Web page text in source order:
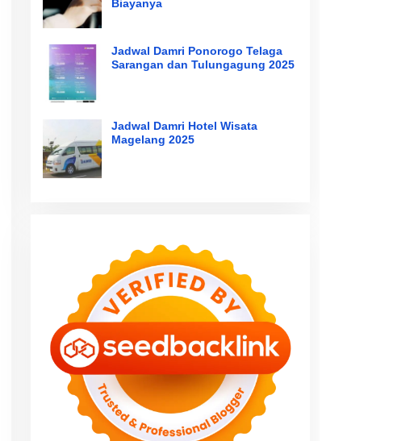
Biayanya
Jadwal Damri Ponorogo Telaga
Sarangan dan Tulungagung 2025
Jadwal Damri Hotel Wisata
Magelang 2025